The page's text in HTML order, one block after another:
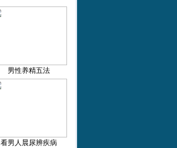
男性养精五法
看男人晨尿辨疾病